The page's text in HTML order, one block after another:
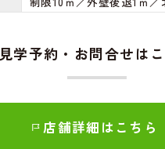
見学予約・お問合せは
店舗詳細はこちら